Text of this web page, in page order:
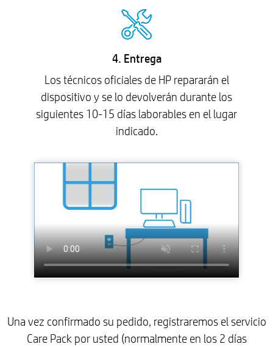
4. Entrega
Los técnicos oficiales de HP repararán el
dispositivo y se lo devolverán durante los
siguientes 10-15 días laborables en el lugar
indicado.
Una vez confirmado su pedido, registraremos el servicio
Care Pack por usted (normalmente en los 2 días